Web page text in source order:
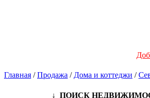
Главная /Продажа / Дома и коттеджи /
↓ ПОИСК